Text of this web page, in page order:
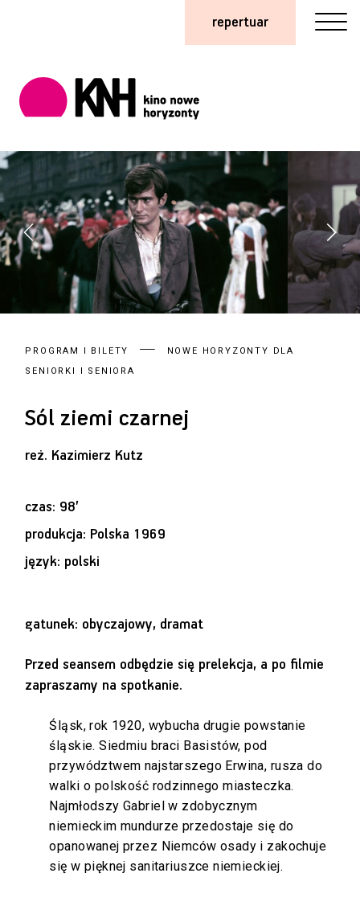
repertuar
PROGRAM I BILETY
NOWE HORYZONTY DLA
SENIORKI I SENIORA
Sól ziemi czarnej
reż. Kazimierz Kutz
czas: 98’
produkcja: Polska 1969
język: polski
gatunek: obyczajowy, dramat
Przed seansem odbędzie się prelekcja, a po filmie
zapraszamy na spotkanie.
Śląsk, rok 1920, wybucha drugie powstanie
śląskie. Siedmiu braci Basistów, pod
przywództwem najstarszego Erwina, rusza do
walki o polskość rodzinnego miasteczka.
Najmłodszy Gabriel w zdobycznym
niemieckim mundurze przedostaje się do
opanowanej przez Niemców osady i zakochuje
się w pięknej sanitariuszce niemieckiej.